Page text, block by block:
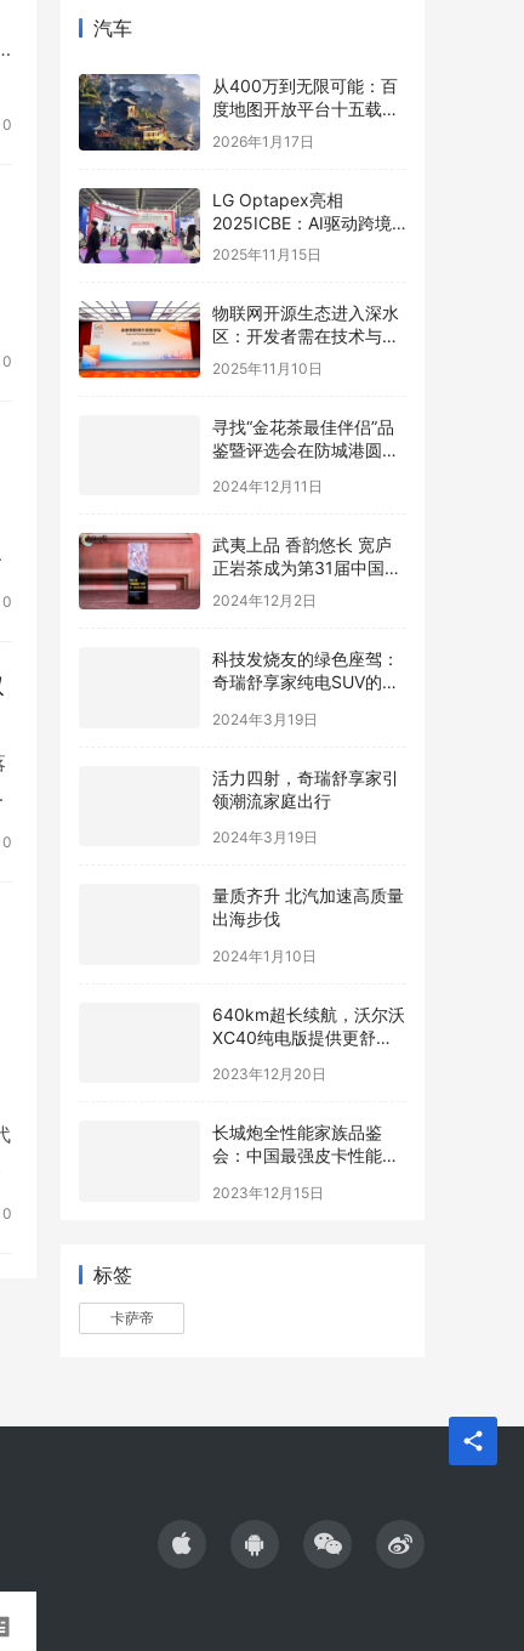
0
0
0
0
0
汽车
从400万到无限可能：百
度地图开放平台十五载，
以全栈AI能力矩阵赋能产
业智能跃迁
2026年1月17日
LG Optapex亮相
2025ICBE：AI驱动跨境
新增长，携手卖家共赢全
2025年11月15日
物联网开源生态进入深水
区：开发者需在技术与商
业的夹缝中寻找破局之道
2025年11月10日
寻找“金花茶最佳伴侣”品
鉴暨评选会在防城港圆满
2024年12月11日
武夷上品 香韵悠长 宽庐
正岩茶成为第31届中国国
牌
2024年12月2日
科技发烧友的绿色座驾：
奇瑞舒享家纯电SUV的智
2024年3月19日
活力四射，奇瑞舒享家引
领潮流家庭出行
2024年3月19日
量质齐升 北汽加速高质量
出海步伐
2024年1月10日
640km超长续航，沃尔沃
XC40纯电版提供更舒适
2023年12月20日
长城炮全性能家族品鉴
会：中国最强皮卡性能战
2023年12月15日
标签
卡萨帝